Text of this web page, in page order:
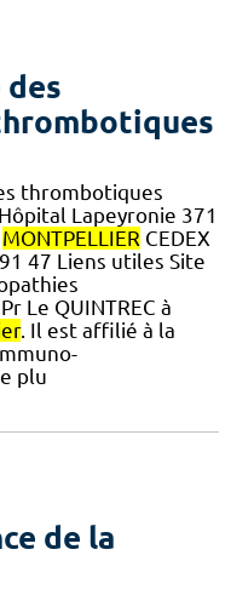
thrombotiques
Lapeyronie 371
MONTPELLIER CEDEX
47 Liens utiles Site
Le QUINTREC à
. Il est affilié à la
plu
de la